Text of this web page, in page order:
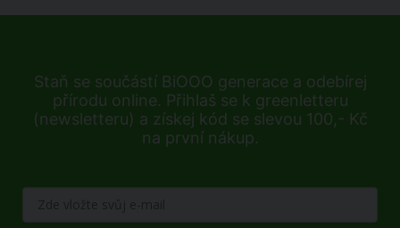
Staň se součástí BiOOO generace a odebírej
přírodu online. Přihlaš se k greenletteru
(newsletteru) a získej kód se slevou 100,- Kč
na první nákup.